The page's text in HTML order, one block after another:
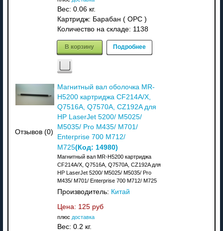
Вес: 0.06 кг.
Картридж: Барабан ( OPC )
Количество на складе: 1138
В корзину Подробнее
Отзывов (0)
Магнитный вал оболочка MR-
H5200 картриджа CF214A/X,
Q7516A, Q7570A, CZ192A для
HP LaserJet 5200/ M5025/
M5035/ Pro M435/ M701/
Enterprise 700 M712/
M725(Код: 14980)
Магнитный вал MR-H5200 картриджа
CF214A/X, Q7516A, Q7570A, CZ192A для
HP LaserJet 5200/ M5025/ M5035/ Pro
M435/ M701/ Enterprise 700 M712/ M725
Производитель: Китай
Цена: 125 руб
плюс доставка
Вес: 0.2 кг.